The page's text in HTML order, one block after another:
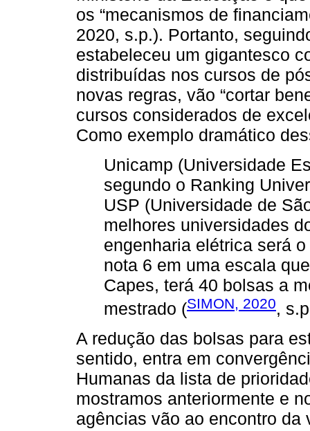
os “mecanismos de
2020, s.p.). Portanto,
estabeleceu um gigantesco
distribuídas nos cursos de
novas regras, vão “cortar
cursos considerados de
Como exemplo dramático
Unicamp (Universidade
segundo o Ranking
USP (Universidade de
melhores universidades
engenharia elétrica será
nota 6 em uma escala
Capes, terá 40 bolsas a
mestrado (SIMON, 2020,
A redução das bolsas para
sentido, entra em
Humanas da lista de
mostramos anteriormente e
agências vão ao encontro da